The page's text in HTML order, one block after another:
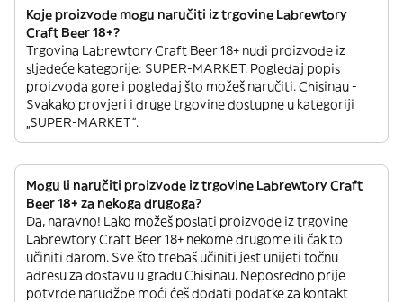
Koje proizvode mogu naručiti iz trgovine Labrewtory
Craft Beer 18+?
Trgovina Labrewtory Craft Beer 18+ nudi proizvode iz
sljedeće kategorije: SUPER-MARKET. Pogledaj popis
proizvoda gore i pogledaj što možeš naručiti. Chisinau -
Svakako provjeri i druge trgovine dostupne u kategoriji
„SUPER-MARKET“.
Mogu li naručiti proizvode iz trgovine Labrewtory Craft
Beer 18+ za nekoga drugoga?
Da, naravno! Lako možeš poslati proizvode iz trgovine
Labrewtory Craft Beer 18+ nekome drugome ili čak to
učiniti darom. Sve što trebaš učiniti jest unijeti točnu
adresu za dostavu u gradu Chisinau. Neposredno prije
potvrde narudžbe moći ćeš dodati podatke za kontakt